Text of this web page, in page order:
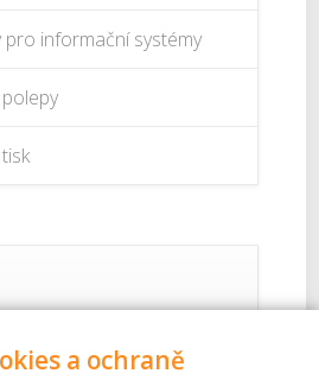
pro informační systémy
a ochraně